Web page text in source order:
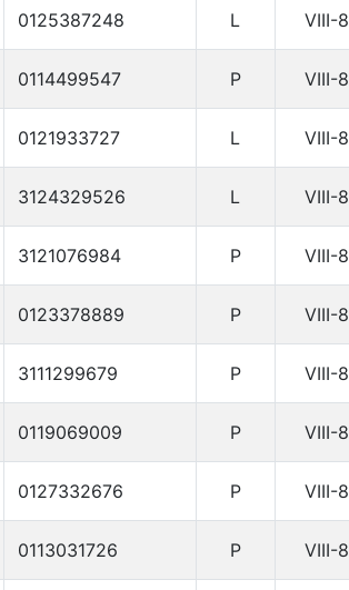
0125387248 L VIII-8
0114499547 P VIII-8
0121933727 L VIII-8
3124329526 L VIII-8
3121076984 P VIII-8
0123378889 P VIII-8
3111299679 P VIII-8
0119069009 P VIII-8
0127332676 P VIII-8
0113031726 P VIII-8